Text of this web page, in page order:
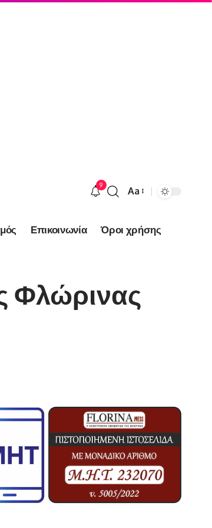
9
Font
Aa
Επικοινωνία Όροι χρήσης
Φλώρινας